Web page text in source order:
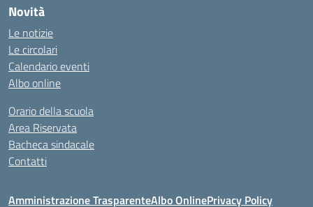
Novità
Le notizie
Le circolari
Calendario eventi
Albo online
Orario della scuola
Area Riservata
Bacheca sindacale
Contatti
Amministrazione TrasparenteAlbo OnlinePrivacy Policy